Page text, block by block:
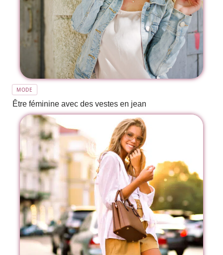
MODE
Être féminine avec des vestes en jean